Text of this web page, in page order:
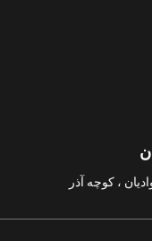
، کوچه آذر